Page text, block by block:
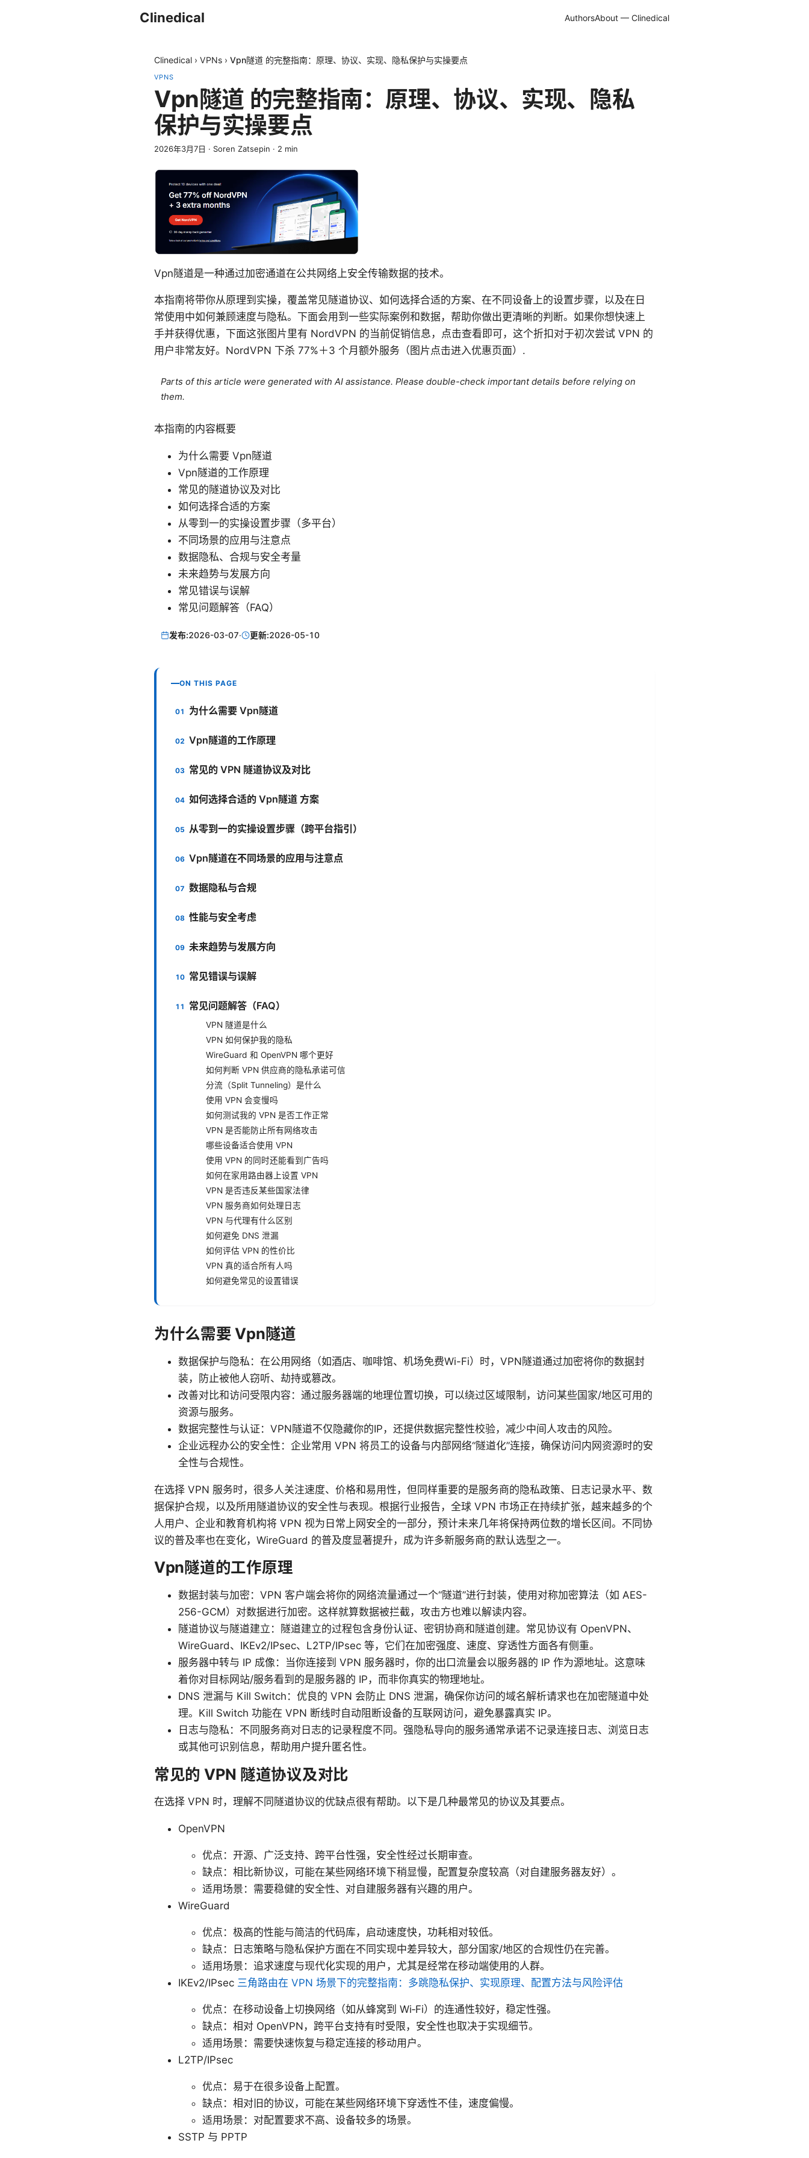
Clinedical AuthorsAbout — Clinedical
Clinedical › VPNs › Vpn隧道 的完整指南：原理、协议、实现、隐私保护与实操要点
VPNS
Vpn隧道 的完整指南：原理、协议、实现、隐私
保护与实操要点
2026年3月7日 · Soren Zatsepin · 2 min
Vpn隧道是一种通过加密通道在公共网络上安全传输数据的技术。
本指南将带你从原理到实操，覆盖常见隧道协议、如何选择合适的方案、在不同设备上的设置步骤，以及在日
常使用中如何兼顾速度与隐私。下面会用到一些实际案例和数据，帮助你做出更清晰的判断。如果你想快速上
手并获得优惠，下面这张图片里有 NordVPN 的当前促销信息，点击查看即可，这个折扣对于初次尝试 VPN 的
用户非常友好。NordVPN 下杀 77%＋3 个月额外服务（图片点击进入优惠页面）.
Parts of this article were generated with AI assistance. Please double-check important details before relying on
them.
本指南的内容概要
为什么需要 Vpn隧道
Vpn隧道的工作原理
常见的隧道协议及对比
如何选择合适的方案
从零到一的实操设置步骤（多平台）
不同场景的应用与注意点
数据隐私、合规与安全考量
未来趋势与发展方向
常见错误与误解
常见问题解答（FAQ）
发布:2026-03-07· 更新:2026-05-10
ON THIS PAGE
为什么需要 Vpn隧道
Vpn隧道的工作原理
常见的 VPN 隧道协议及对比
如何选择合适的 Vpn隧道 方案
从零到一的实操设置步骤（跨平台指引）
Vpn隧道在不同场景的应用与注意点
数据隐私与合规
性能与安全考虑
未来趋势与发展方向
常见错误与误解
常见问题解答（FAQ）
VPN 隧道是什么
VPN 如何保护我的隐私
WireGuard 和 OpenVPN 哪个更好
如何判断 VPN 供应商的隐私承诺可信
分流（Split Tunneling）是什么
使用 VPN 会变慢吗
如何测试我的 VPN 是否工作正常
VPN 是否能防止所有网络攻击
哪些设备适合使用 VPN
使用 VPN 的同时还能看到广告吗
如何在家用路由器上设置 VPN
VPN 是否违反某些国家法律
VPN 服务商如何处理日志
VPN 与代理有什么区别
如何避免 DNS 泄漏
如何评估 VPN 的性价比
VPN 真的适合所有人吗
如何避免常见的设置错误
为什么需要 Vpn隧道
数据保护与隐私：在公用网络（如酒店、咖啡馆、机场免费Wi-Fi）时，VPN隧道通过加密将你的数据封
装，防止被他人窃听、劫持或篡改。
改善对比和访问受限内容：通过服务器端的地理位置切换，可以绕过区域限制，访问某些国家/地区可用的
资源与服务。
数据完整性与认证：VPN隧道不仅隐藏你的IP，还提供数据完整性校验，减少中间人攻击的风险。
企业远程办公的安全性：企业常用 VPN 将员工的设备与内部网络“隧道化”连接，确保访问内网资源时的安
全性与合规性。
在选择 VPN 服务时，很多人关注速度、价格和易用性，但同样重要的是服务商的隐私政策、日志记录水平、数
据保护合规，以及所用隧道协议的安全性与表现。根据行业报告，全球 VPN 市场正在持续扩张，越来越多的个
人用户、企业和教育机构将 VPN 视为日常上网安全的一部分，预计未来几年将保持两位数的增长区间。不同协
议的普及率也在变化，WireGuard 的普及度显著提升，成为许多新服务商的默认选型之一。
Vpn隧道的工作原理
数据封装与加密：VPN 客户端会将你的网络流量通过一个“隧道”进行封装，使用对称加密算法（如 AES-
256-GCM）对数据进行加密。这样就算数据被拦截，攻击方也难以解读内容。
隧道协议与隧道建立：隧道建立的过程包含身份认证、密钥协商和隧道创建。常见协议有 OpenVPN、
WireGuard、IKEv2/IPsec、L2TP/IPsec 等，它们在加密强度、速度、穿透性方面各有侧重。
服务器中转与 IP 成像：当你连接到 VPN 服务器时，你的出口流量会以服务器的 IP 作为源地址。这意味
着你对目标网站/服务看到的是服务器的 IP，而非你真实的物理地址。
DNS 泄漏与 Kill Switch：优良的 VPN 会防止 DNS 泄漏，确保你访问的域名解析请求也在加密隧道中处
理。Kill Switch 功能在 VPN 断线时自动阻断设备的互联网访问，避免暴露真实 IP。
日志与隐私：不同服务商对日志的记录程度不同。强隐私导向的服务通常承诺不记录连接日志、浏览日志
或其他可识别信息，帮助用户提升匿名性。
常见的 VPN 隧道协议及对比
在选择 VPN 时，理解不同隧道协议的优缺点很有帮助。以下是几种最常见的协议及其要点。
OpenVPN
优点：开源、广泛支持、跨平台性强，安全性经过长期审查。
缺点：相比新协议，可能在某些网络环境下稍显慢，配置复杂度较高（对自建服务器友好）。
适用场景：需要稳健的安全性、对自建服务器有兴趣的用户。
WireGuard
优点：极高的性能与简洁的代码库，启动速度快，功耗相对较低。
缺点：日志策略与隐私保护方面在不同实现中差异较大，部分国家/地区的合规性仍在完善。
适用场景：追求速度与现代化实现的用户，尤其是经常在移动端使用的人群。
IKEv2/IPsec 三角路由在 VPN 场景下的完整指南：多跳隐私保护、实现原理、配置方法与风险评估
优点：在移动设备上切换网络（如从蜂窝到 Wi‑Fi）的连通性较好，稳定性强。
缺点：相对 OpenVPN，跨平台支持有时受限，安全性也取决于实现细节。
适用场景：需要快速恢复与稳定连接的移动用户。
L2TP/IPsec
优点：易于在很多设备上配置。
缺点：相对旧的协议，可能在某些网络环境下穿透性不佳，速度偏慢。
适用场景：对配置要求不高、设备较多的场景。
SSTP 与 PPTP